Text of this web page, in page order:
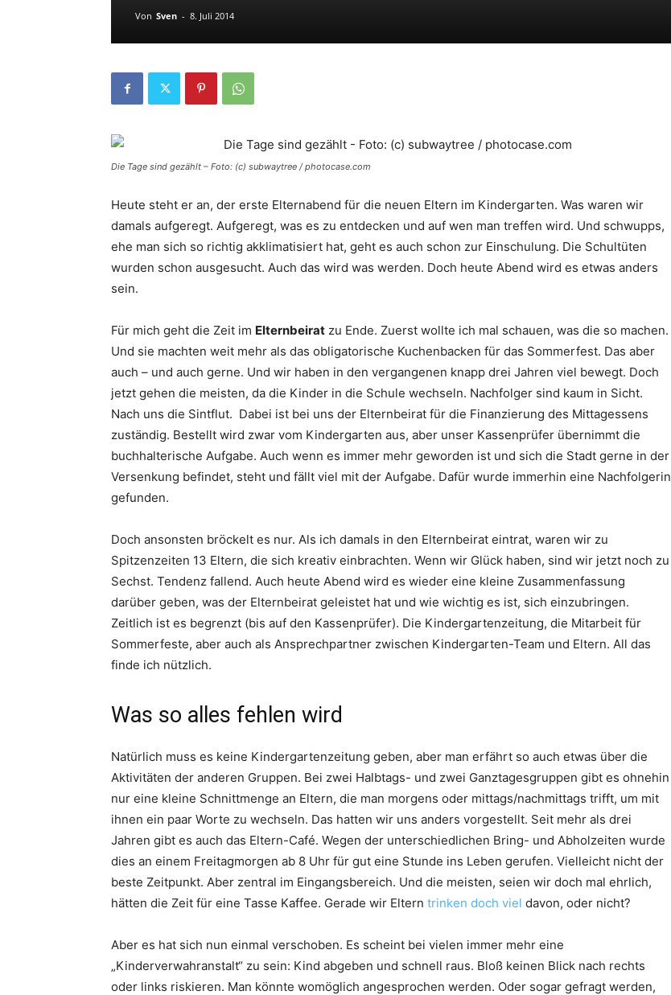
Von Sven - 8. Juli 2014
Die Tage sind gezählt – Foto: (c) subwaytree / photocase.com
Heute steht er an, der erste Elternabend für die neuen Eltern im Kindergarten. Was waren wir
damals aufgeregt. Aufgeregt, was es zu entdecken und auf wen man treffen wird. Und schwupps,
ehe man sich so richtig akklimatisiert hat, geht es auch schon zur Einschulung. Die Schultüten
wurden schon ausgesucht. Auch das wird was werden. Doch heute Abend wird es etwas anders
sein.
Für mich geht die Zeit im Elternbeirat zu Ende. Zuerst wollte ich mal schauen, was die so machen.
Und sie machten weit mehr als das obligatorische Kuchenbacken für das Sommerfest. Das aber
auch – und auch gerne. Und wir haben in den vergangenen knapp drei Jahren viel bewegt. Doch
jetzt gehen die meisten, da die Kinder in die Schule wechseln. Nachfolger sind kaum in Sicht.
Nach uns die Sintflut. Dabei ist bei uns der Elternbeirat für die Finanzierung des Mittagessens
zuständig. Bestellt wird zwar vom Kindergarten aus, aber unser Kassenprüfer übernimmt die
buchhalterische Aufgabe. Auch wenn es immer mehr geworden ist und sich die Stadt gerne in der
Versenkung befindet, steht und fällt viel mit der Aufgabe. Dafür wurde immerhin eine Nachfolgerin
gefunden.
Doch ansonsten bröckelt es nur. Als ich damals in den Elternbeirat eintrat, waren wir zu
Spitzenzeiten 13 Eltern, die sich kreativ einbrachten. Wenn wir Glück haben, sind wir jetzt noch zu
Sechst. Tendenz fallend. Auch heute Abend wird es wieder eine kleine Zusammenfassung
darüber geben, was der Elternbeirat geleistet hat und wie wichtig es ist, sich einzubringen.
Zeitlich ist es begrenzt (bis auf den Kassenprüfer). Die Kindergartenzeitung, die Mitarbeit für
Sommerfeste, aber auch als Ansprechpartner zwischen Kindergarten-Team und Eltern. All das
finde ich nützlich.
Was so alles fehlen wird
Natürlich muss es keine Kindergartenzeitung geben, aber man erfährt so auch etwas über die
Aktivitäten der anderen Gruppen. Bei zwei Halbtags- und zwei Ganztagesgruppen gibt es ohnehin
nur eine kleine Schnittmenge an Eltern, die man morgens oder mittags/nachmittags trifft, um mit
ihnen ein paar Worte zu wechseln. Das hatten wir uns anders vorgestellt. Seit mehr als drei
Jahren gibt es auch das Eltern-Café. Wegen der unterschiedlichen Bring- und Abholzeiten wurde
dies an einem Freitagmorgen ab 8 Uhr für gut eine Stunde ins Leben gerufen. Vielleicht nicht der
beste Zeitpunkt. Aber zentral im Eingangsbereich. Und die meisten, seien wir doch mal ehrlich,
hätten die Zeit für eine Tasse Kaffee. Gerade wir Eltern trinken doch viel davon, oder nicht?
Aber es hat sich nun einmal verschoben. Es scheint bei vielen immer mehr eine
„Kinderverwahranstalt“ zu sein: Kind abgeben und schnell raus. Bloß keinen Blick nach rechts
oder links riskieren. Man könnte womöglich angesprochen werden. Oder sogar gefragt werden,